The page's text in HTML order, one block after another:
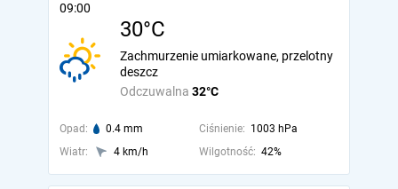
09:00
30°C
Odczuwalna 32°C
Zachmurzenie umiarkowane, przelotny
deszcz
Opad: 0.4 mm Ciśnienie: 1003 hPa
Wiatr:
4 km/h Wilgotność: 42%